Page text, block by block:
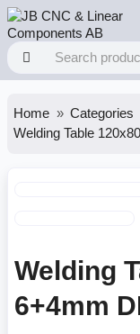
Home Categories
Welding Table
Welding
6+4mm